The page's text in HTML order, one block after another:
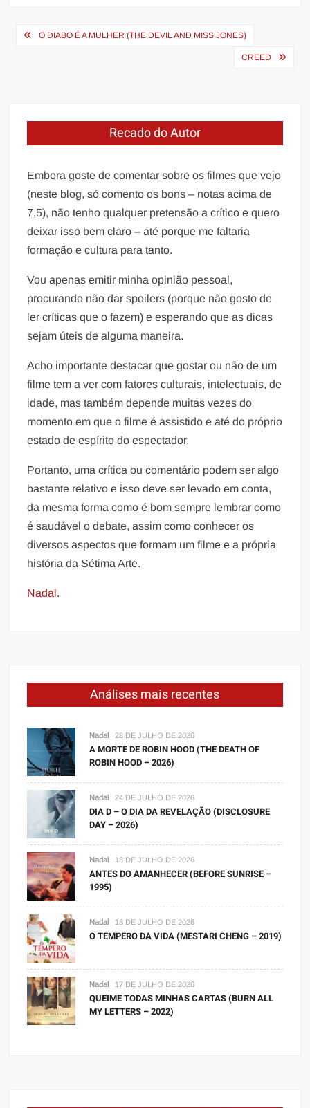
Navegação
O DIABO É A MULHER (THE DEVIL AND MISS JONES)
CREED
Recado do Autor
Embora goste de comentar sobre os filmes que vejo
(neste blog, só comento os bons – notas acima de
7,5), não tenho qualquer pretensão a crítico e quero
deixar isso bem claro – até porque me faltaria
formação e cultura para tanto.
Vou apenas emitir minha opinião pessoal,
procurando não dar spoilers (porque não gosto de
ler críticas que o fazem) e esperando que as dicas
sejam úteis de alguma maneira.
Acho importante destacar que gostar ou não de um
filme tem a ver com fatores culturais, intelectuais, de
idade, mas também depende muitas vezes do
momento em que o filme é assistido e até do próprio
estado de espírito do espectador.
Portanto, uma crítica ou comentário podem ser algo
bastante relativo e isso deve ser levado em conta,
da mesma forma como é bom sempre lembrar como
é saudável o debate, assim como conhecer os
diversos aspectos que formam um filme e a própria
história da Sétima Arte.
Nadal.
Análises mais recentes
Nadal 28 DE JULHO DE 2026
A MORTE DE ROBIN HOOD (THE DEATH OF
ROBIN HOOD – 2026)
Nadal 24 DE JULHO DE 2026
DIA D – O DIA DA REVELAÇÃO (DISCLOSURE
DAY – 2026)
Nadal 18 DE JULHO DE 2026
ANTES DO AMANHECER (BEFORE SUNRISE –
1995)
Nadal 18 DE JULHO DE 2026
O TEMPERO DA VIDA (MESTARI CHENG – 2019)
Nadal 17 DE JULHO DE 2026
QUEIME TODAS MINHAS CARTAS (BURN ALL
MY LETTERS – 2022)